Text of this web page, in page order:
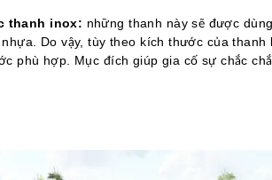
thanh inox: những thanh này sẽ được
Do vậy, tùy theo kích thước của
phù hợp. Mục đích giúp gia cố sự chắc